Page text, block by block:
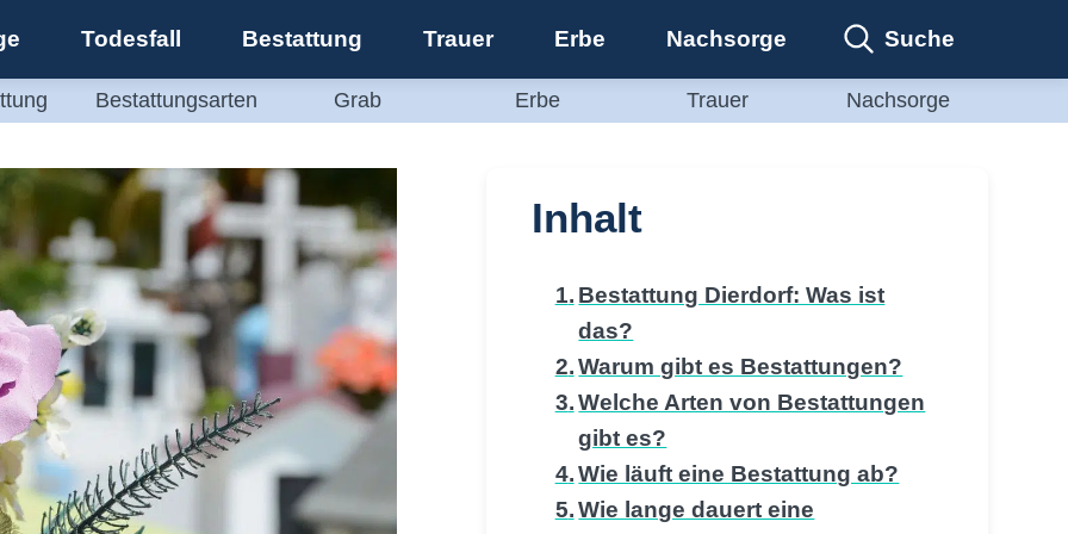
Todesfall Bestattung Trauer Erbe Nachsorge Suche
Bestattungsarten Grab Erbe Trauer Nachsorge
Inhalt
Bestattung Dierdorf: Was ist
das?
Warum gibt es Bestattungen?
Welche Arten von Bestattungen
gibt es?
Wie läuft eine Bestattung ab?
Wie lange dauert eine